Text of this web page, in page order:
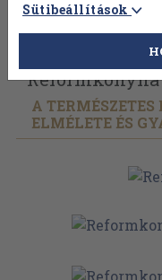
Vissza az előző
Reformkonyha
A TERMÉSZETES
ELMÉLETE ÉS
Sütibeállítások